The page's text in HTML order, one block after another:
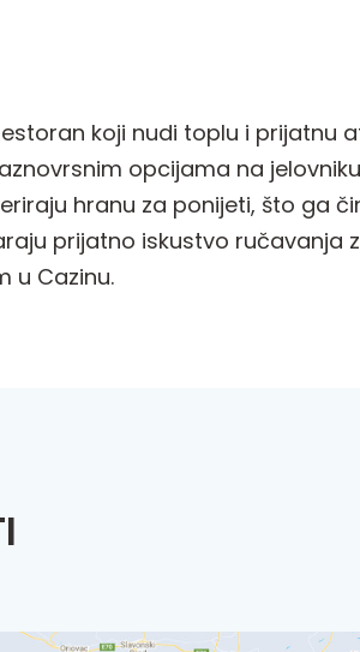
koji nudi toplu i prijatnu
opcijama na
hranu za ponijeti, što ga
prijatno iskustvo ručavanja
u Cazinu.